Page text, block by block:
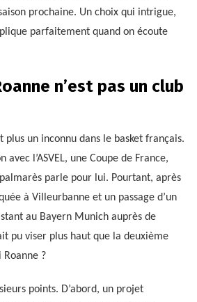
prochaine. Un choix qui intrigue,
parfaitement quand on écoute
n’est pas un club
plus un inconnu dans le basket français.
l’ASVEL, une Coupe de France,
parle pour lui. Pourtant, après
à Villeurbanne et un passage d’un
au Bayern Munich auprès de
pu viser plus haut que la deuxième
?
points. D’abord, un projet